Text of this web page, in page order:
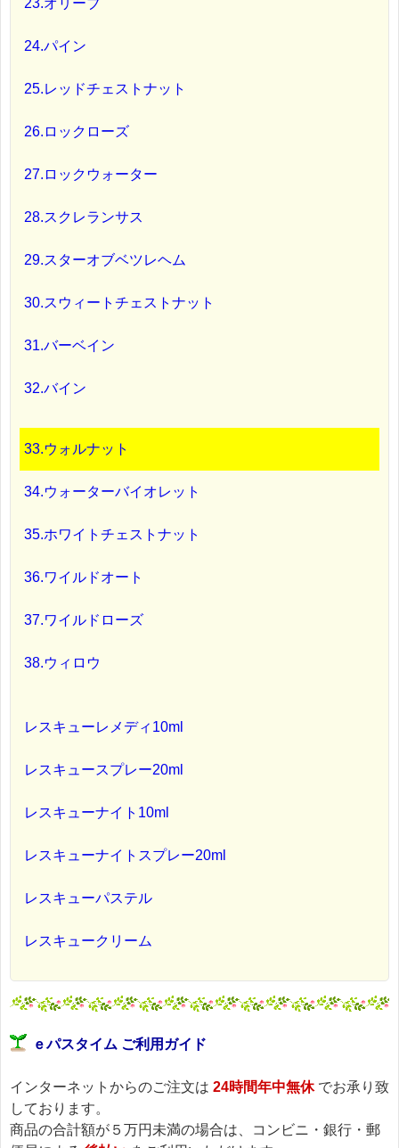
23.オリーブ
24.パイン
25.レッドチェストナット
26.ロックローズ
27.ロックウォーター
28.スクレランサス
29.スターオブベツレヘム
30.スウィートチェストナット
31.バーベイン
32.バイン
33.ウォルナット
34.ウォーターバイオレット
35.ホワイトチェストナット
36.ワイルドオート
37.ワイルドローズ
38.ウィロウ
レスキューレメディ10ml
レスキュースプレー20ml
レスキューナイト10ml
レスキューナイトスプレー20ml
レスキューパステル
レスキュークリーム
ｅパスタイム ご利用ガイド
インターネットからのご注文は 24時間年中無休でお承り致
しております。
商品の合計額が５万円未満の場合は、コンビニ・銀行・郵